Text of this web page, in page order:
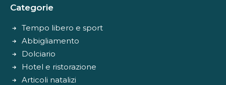
Categorie
Tempo libero e sport
Abbigliamento
Dolciario
Hotel e ristorazione
Articoli natalizi